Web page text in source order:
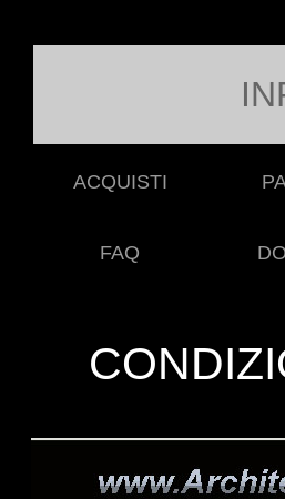
ACQUISTI
FAQ